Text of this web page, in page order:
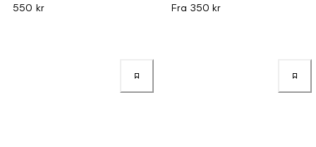
550 kr Fra 350 kr